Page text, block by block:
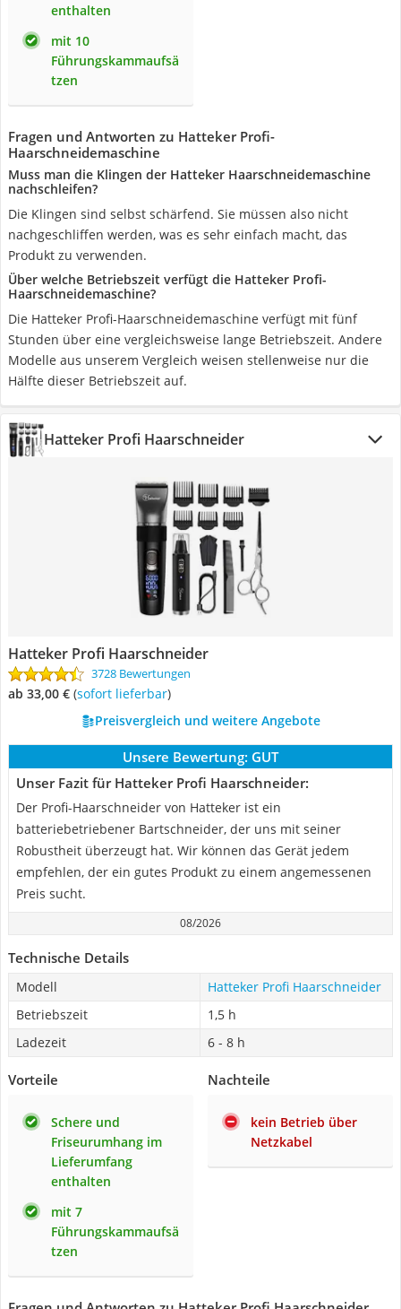
enthalten
mit 10
Führungskammaufsä
tzen
Fragen und Antworten zu Hatteker Profi-
Haarschneidemaschine
Muss man die Klingen der Hatteker Haarschneidemaschine
nachschleifen?
Die Klingen sind selbst schärfend. Sie müssen also nicht
nachgeschliffen werden, was es sehr einfach macht, das
Produkt zu verwenden.
Über welche Betriebszeit verfügt die Hatteker Profi-
Haarschneidemaschine?
Die Hatteker Profi-Haarschneidemaschine verfügt mit fünf
Stunden über eine vergleichsweise lange Betriebszeit. Andere
Modelle aus unserem Vergleich weisen stellenweise nur die
Hälfte dieser Betriebszeit auf.
Hatteker Profi Haarschneider
Hatteker Profi Haarschneider
3728 Bewertungen
ab 33,00 € ( Sofort lieferbar)
Preisvergleich und weitere Angebote
Unsere Bewertung: GUT
Unser Fazit für Hatteker Profi Haarschneider:
Der Profi-Haarschneider von Hatteker ist ein
batteriebetriebener Bartschneider, der uns mit seiner
Robustheit überzeugt hat. Wir können das Gerät jedem
empfehlen, der ein gutes Produkt zu einem angemessenen
Preis sucht.
08/2026
Technische Details
Modell
Hatteker Profi Haarschneider
Betriebszeit
1,5 h
Ladezeit
6 - 8 h
Vorteile
Schere und
Friseurumhang im
Lieferumfang
enthalten
mit 7
Führungskammaufsä
tzen
Nachteile
kein Betrieb über
Netzkabel